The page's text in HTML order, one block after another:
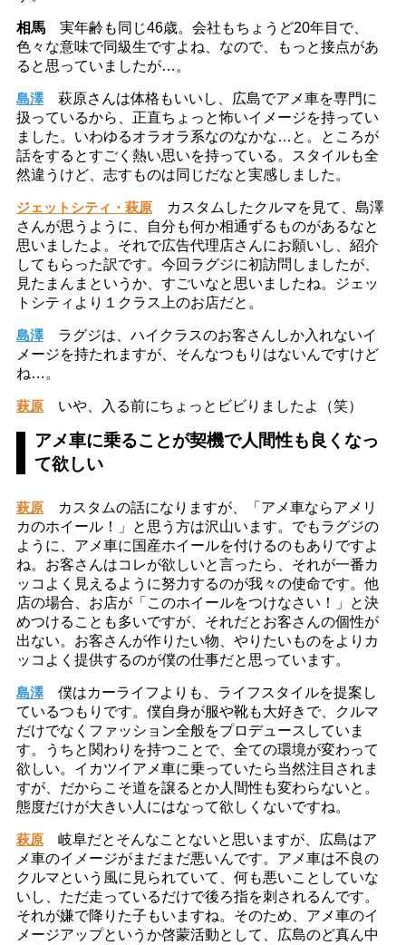
相馬実年齢も同じ46歳。会社もちょうど20年目で、
色々な意味で同級生ですよね、なので、もっと接点があ
ると思っていましたが…。
島澤萩原さんは体格もいいし、広島でアメ車を専門に
扱っているから、正直ちょっと怖いイメージを持ってい
ました。いわゆるオラオラ系なのなかな…と。ところが
話をするとすごく熱い思いを持っている。スタイルも全
然違うけど、志すものは同じだなと実感しました。
ジェットシティ・萩原カスタムしたクルマを見て、島澤
さんが思うように、自分も何か相通ずるものがあるなと
思いましたよ。それで広告代理店さんにお願いし、紹介
してもらった訳です。今回ラグジに初訪問しましたが、
見たまんまというか、すごいなと思いましたね。ジェッ
トシティより１クラス上のお店だと。
島澤ラグジは、ハイクラスのお客さんしか入れないイ
メージを持たれますが、そんなつもりはないんですけど
ね…。
萩原いや、入る前にちょっとビビりましたよ（笑）
アメ車に乗ることが契機で人間性も良くなっ
て欲しい
萩原カスタムの話になりますが、「アメ車ならアメリ
カのホイール！」と思う方は沢山います。でもラグジの
ように、アメ車に国産ホイールを付けるのもありですよ
ね。お客さんはコレが欲しいと言ったら、それが一番カ
ッコよく見えるように努力するのが我々の使命です。他
店の場合、お店が「このホイールをつけなさい！」と決
めつけることも多いですが、それだとお客さんの個性が
出ない。お客さんが作りたい物、やりたいものをよりカ
ッコよく提供するのが僕の仕事だと思っています。
島澤僕はカーライフよりも、ライフスタイルを提案し
ているつもりです。僕自身が服や靴も大好きで、クルマ
だけでなくファッション全般をプロデュースしていま
す。うちと関わりを持つことで、全ての環境が変わって
欲しい。イカツイアメ車に乗っていたら当然注目されま
すが、だからこそ道を譲るとか人間性も変わらないと。
態度だけが大きい人にはなって欲しくないですね。
萩原岐阜だとそんなことないと思いますが、広島はア
メ車のイメージがまだまだ悪いんです。アメ車は不良の
クルマという風に見られていて、何も悪いことしていな
いし、ただ走っているだけで後ろ指を刺されるんです。
それが嫌で降りた子もいますね。そのため、アメ車のイ
メージアップというか啓蒙活動として、広島のど真ん中